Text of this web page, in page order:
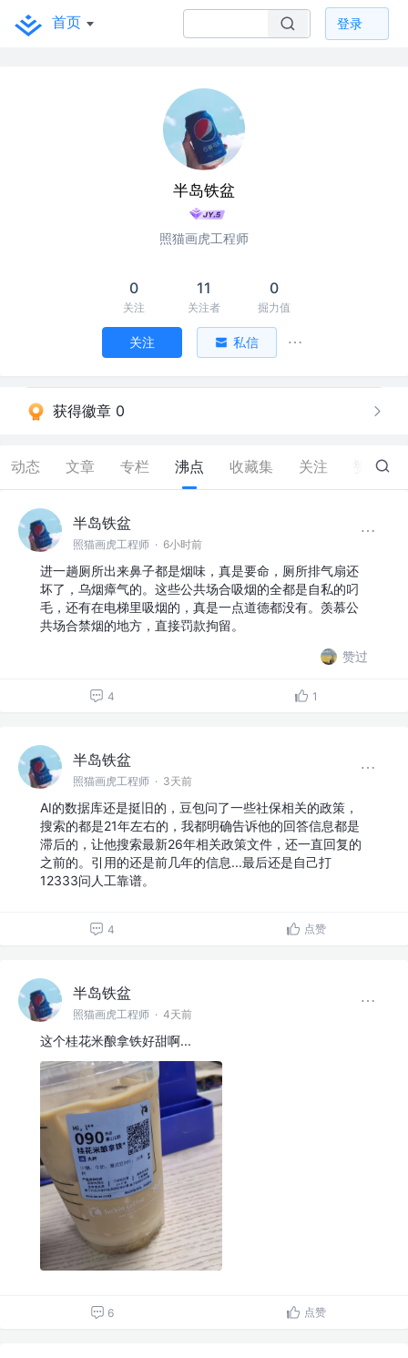
首页 登录
半岛铁盆
照猫画虎工程师
0
关注
11
关注者
0
掘力值
关注 私信
获得徽章 0
动态 文章 专栏 沸点 收藏集 关注 0
半岛铁盆
照猫画虎工程师 · 6小时前
进一趟厕所出来鼻子都是烟味，真是要命，厕所排气扇还
坏了，乌烟瘴气的。这些公共场合吸烟的全都是自私的叼
毛，还有在电梯里吸烟的，真是一点道德都没有。羡慕公
共场合禁烟的地方，直接罚款拘留。
赞过
4 1
半岛铁盆
照猫画虎工程师 · 3天前
AI的数据库还是挺旧的，豆包问了一些社保相关的政策，
搜索的都是21年左右的，我都明确告诉他的回答信息都是
滞后的，让他搜索最新26年相关政策文件，还一直回复的
之前的。引用的还是前几年的信息...最后还是自己打
12333问人工靠谱。
4 点赞
半岛铁盆
照猫画虎工程师 · 4天前
这个桂花米酿拿铁好甜啊...
6 点赞